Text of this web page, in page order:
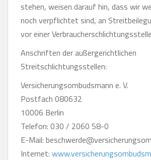
stehen, weisen darauf hin, dass wir
noch verpflichtet sind, an
vor einer
Anschriften der außergerichtlichen
Streitschlichtungsstellen:
Versicherungsombudsmann e. V.
Postfach 080632
10006 Berlin
Telefon: 030 / 2060 58-0
E-Mail:
Internet: